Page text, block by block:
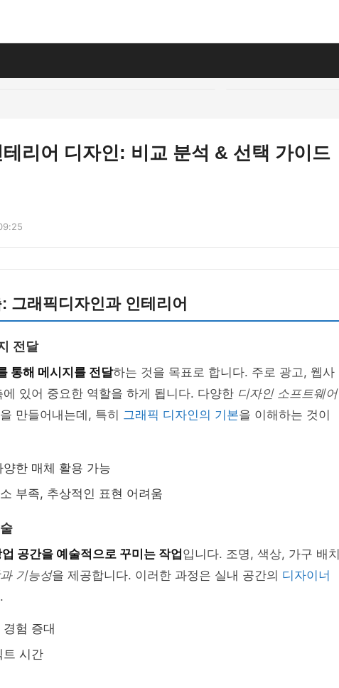
리어 디자인: 비교 분석 & 선택 가이드
그래픽디자인과 인테리어
전달
통해 메시지를 전달하는 것을 목표로 합니다. 주로 광고, 웹사
있어 중요한 역할을 하게 됩니다. 다양한 디자인 소프트웨어
만들어내는데, 특히 그래픽 디자인의 기본을 이해하는 것이
한 매체 활용 가능
부족, 추상적인 표현 어려움
공간을 예술적으로 꾸미는 작업입니다. 조명, 색상, 가구 배치
기능성을 제공합니다. 이러한 과정은 실내 공간의 디자이너
험 증대
트 시간